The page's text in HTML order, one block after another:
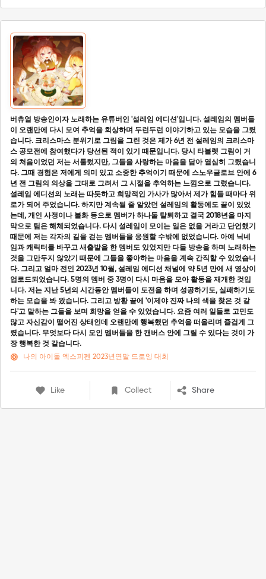
버츄얼 방송인이자 노래하는 유튜버인 '설레임 에디션'입니다. 설레임의 멤버들
이 오랜만에 다시 모여 추억을 회상하며 두런두런 이야기하고 있는 모습을 그렸
습니다. 크리스마스 분위기로 그림을 그린 것은 제가 6년 전 설레임의 크리스마
스 공모전에 참여했다가 당선된 적이 있기 때문입니다. 당시 타블렛 그림이 거
의 처음이었던 저는 서툴렀지만, 그들을 사랑하는 마음을 담아 열심히 그렸습니
다. 그때 경험은 저에게 의미 있고 소중한 추억이기 때문에 스노우글로브 안에 6
년 전 그림의 의상을 그대로 그려서 그 시절을 추억하는 느낌으로 그렸습니다.
설레임 에디션의 노래는 따듯하고 희망적인 가사가 많아서 제가 힘들 때마다 위
로가 되어 주었습니다. 하지만 계속될 줄 알았던 설레임의 활동에도 끝이 있었
는데, 개인 사정이나 불화 등으로 멤버가 하나둘 탈퇴하고 결국 2018년을 마지
막으로 팀은 해체되었습니다. 다시 설레임이 모이는 일은 없을 거라고 단언했기
때문에 저는 각자의 길을 걷는 멤버들을 응원할 수밖에 없었습니다. 아예 닉네
임과 캐릭터를 바꾸고 새출발을 한 멤버도 있었지만 다들 방송을 하며 노래하는
것을 그만두지 않았기 때문에 그들을 좋아하는 마음을 계속 간직할 수 있었습니
다. 그리고 얼마 전인 2023년 10월, 설레임 에디션 채널에 약 5년 만에 새 영상이
업로드되었습니다. 5명의 멤버 중 3명이 다시 마음을 모아 활동을 재개한 것입
니다. 저는 지난 5년의 시간동안 멤버들이 도전을 하며 성공하기도, 실패하기도
하는 모습을 봐 왔습니다. 그리고 방황 끝에 '이제야 진짜 나의 색을 찾은 것 같
다'고 말하는 그들을 보며 희망을 얻을 수 있었습니다. 요즘 여러 일들로 고민도
많고 자신감이 떨어진 상태인데 오랜만에 행복했던 추억을 떠올리며 즐겁게 그
렸습니다. 무엇보다 다시 모인 멤버들을 한 캔버스 안에 그릴 수 있다는 것이 가
장 행복한 것 같습니다.
나의 아이돌 엑스피펜 2023년연말 드로잉 대회
Like Collect Share